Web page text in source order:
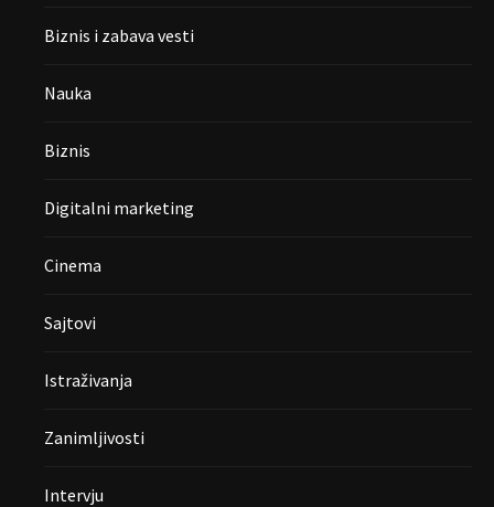
Biznis i zabava vesti
Nauka
Biznis
Digitalni marketing
Cinema
Sajtovi
Istraživanja
Zanimljivosti
Intervju